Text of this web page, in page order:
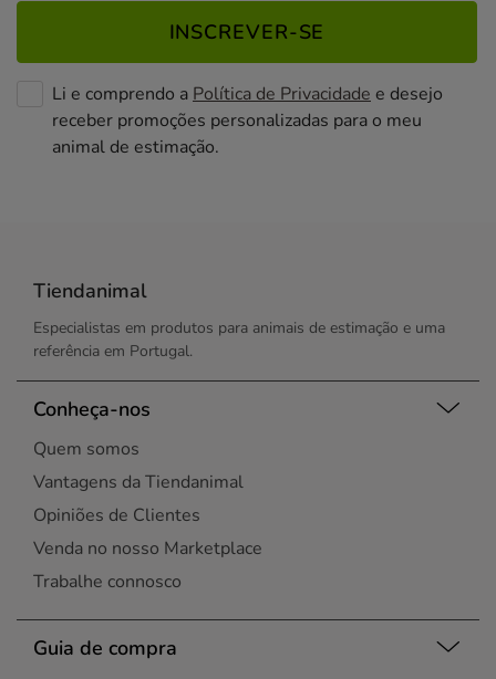
INSCREVER-SE
Li e comprendo a Política de Privacidade e desejo
receber promoções personalizadas para o meu
animal de estimação.
Tiendanimal
Especialistas em produtos para animais de estimação e uma
referência em Portugal.
Conheça-nos
Quem somos
Vantagens da Tiendanimal
Opiniões de Clientes
Venda no nosso Marketplace
Trabalhe connosco
Guia de compra